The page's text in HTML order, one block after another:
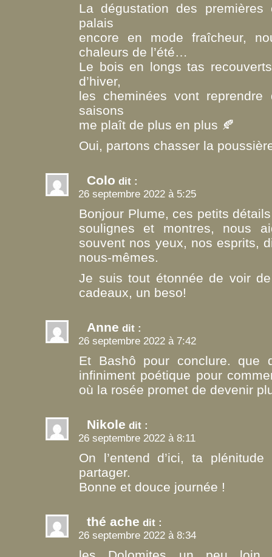
La dégustation des premières
palais
encore en mode fraîcheur,
chaleurs de l’été…
Le bois en longs tas
d’hiver,
les cheminées vont
saisons
me plaît de plus en plus 🍂
Oui, partons chasser la
Colo dit :
26 septembre 2022 à 5:25
Bonjour Plume, ces petits
soulignes et montres, nous
souvent nos yeux, nos esprits,
nous-mêmes.
Je suis tout étonnée de voir
cadeaux, un beso!
Anne dit :
26 septembre 2022 à 7:42
Et Bashô pour conclure. que
infiniment poétique pour
où la rosée promet de devenir
Nikole dit :
26 septembre 2022 à 8:11
On l’entend d’ici, ta
partager.
Bonne et douce journée !
thé ache dit :
26 septembre 2022 à 8:34